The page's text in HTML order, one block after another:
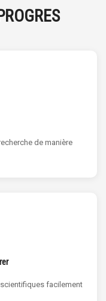
de manière
facilement